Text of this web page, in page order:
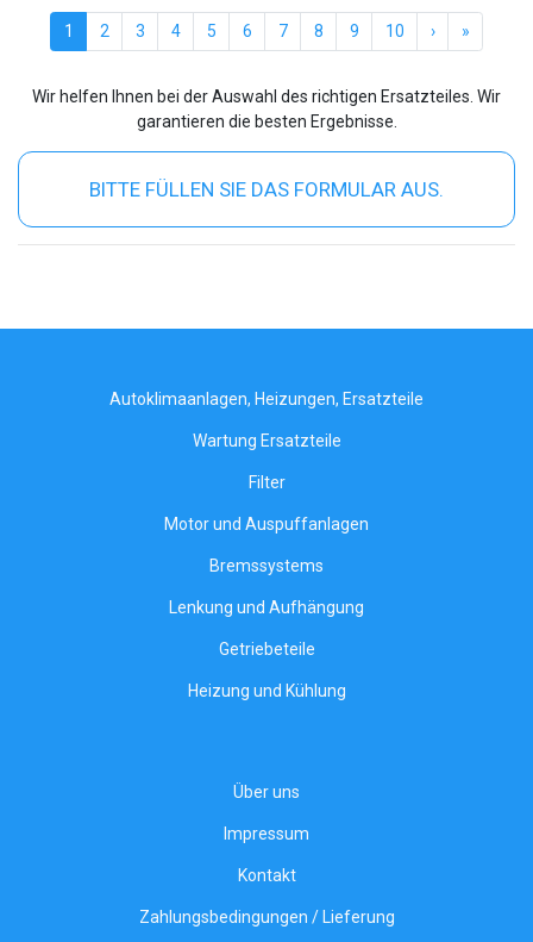
1 (current)
2 3 4 5 6 7 8 9 10 › »
Wir helfen Ihnen bei der Auswahl des richtigen Ersatzteiles. Wir
garantieren die besten Ergebnisse.
BITTE FÜLLEN SIE DAS FORMULAR AUS.
Autoklimaanlagen, Heizungen, Ersatzteile
Wartung Ersatzteile
Filter
Motor und Auspuffanlagen
Bremssystems
Lenkung und Aufhängung
Getriebeteile
Heizung und Kühlung
Über uns
Impressum
Kontakt
Zahlungsbedingungen / Lieferung